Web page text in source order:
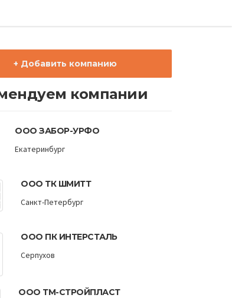
+ Добавить компанию
компании
ООО ЗАБОР-УРФО
Екатеринбург
ООО ТК ШМИТТ
Санкт-Петербург
ООО ПК ИНТЕРСТАЛЬ
Серпухов
ООО ТМ-СТРОЙПЛАСТ